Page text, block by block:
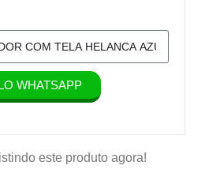
WHATSAPP
este produto agora!